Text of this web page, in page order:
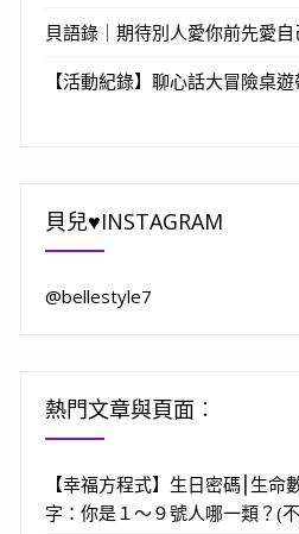
貝語錄｜期待別人愛你前先愛自
【活動紀錄】聊心話大冒險桌
貝兒♥INSTAGRAM
@bellestyle7
熱門文章與頁面︰
【幸福方程式】生日密碼⎮生
字：你是１～９號人哪一類？(